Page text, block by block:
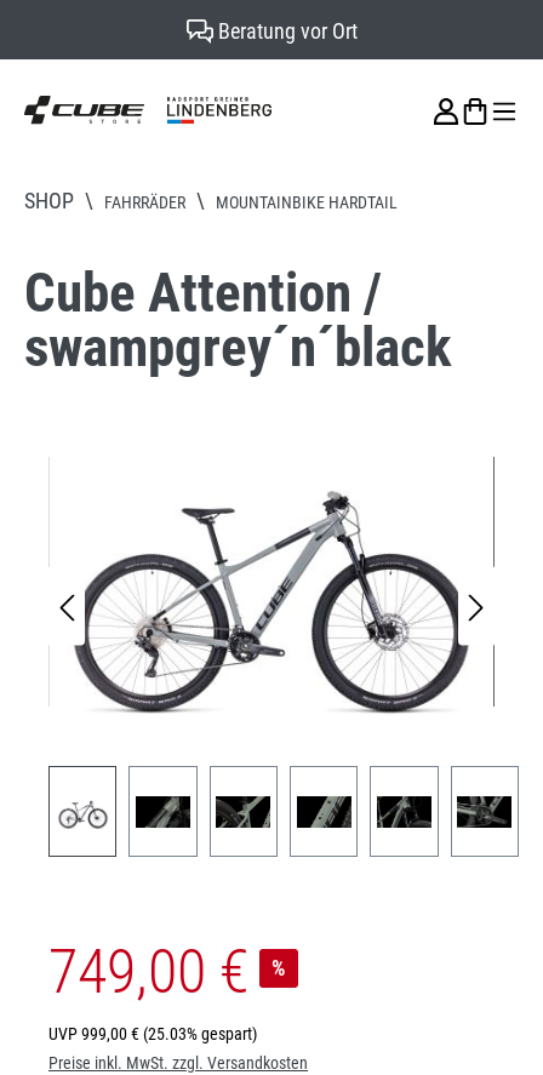
Beratung vor Ort
SHOP \ FAHRRÄDER \ MOUNTAINBIKE HARDTAIL
Cube Attention /
swampgrey´n´black
Bildergalerie überspringen
749,00 € %
UVP999,00 €(25.03% gespart)
Preise inkl. MwSt. zzgl. Versandkosten